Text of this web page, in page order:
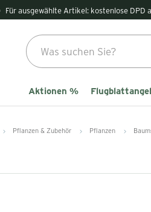
Für ausgewählte Artikel: kostenlose DPD
Aktionen %
Pflanzen & Zubehör Pflanzen